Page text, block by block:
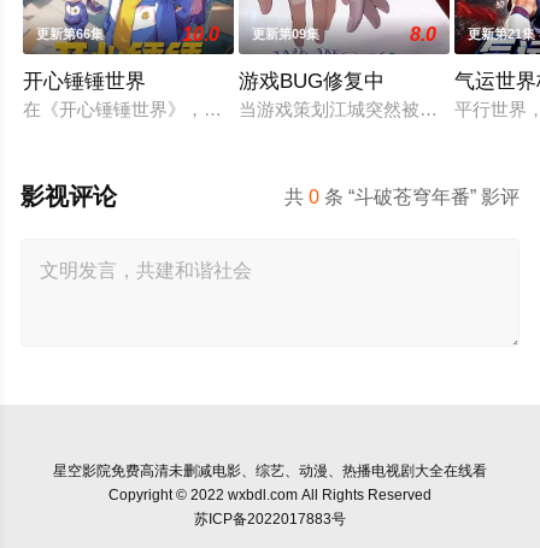
更新第66集 10.0
开心锤锤世界
在《开心锤锤世界》，生活着乐观善良的少年锤锤和他性格各
更新第09集 8.0
游戏BUG修复中
当游戏策划江城突然被拉进自己精心
更新第21集
气运世
平行世界
共0 条 “斗破苍穹年番” 影评
影视评论
星空影院免费高清未删减电影、综艺、动漫、热播电视剧大全在线看
Copyright © 2022 wxbdl.com All Rights Reserved
苏ICP备2022017883号